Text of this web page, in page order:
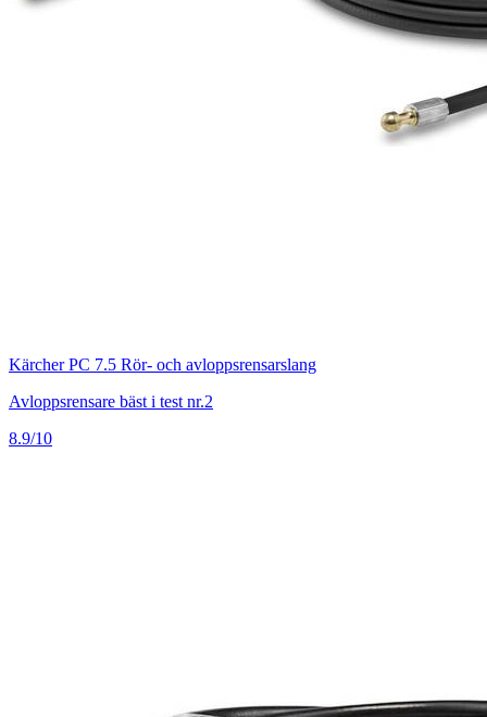
Kärcher PC 7.5 Rör- och avloppsrensarslang
Avloppsrensare bäst i test nr.2
8.9/10